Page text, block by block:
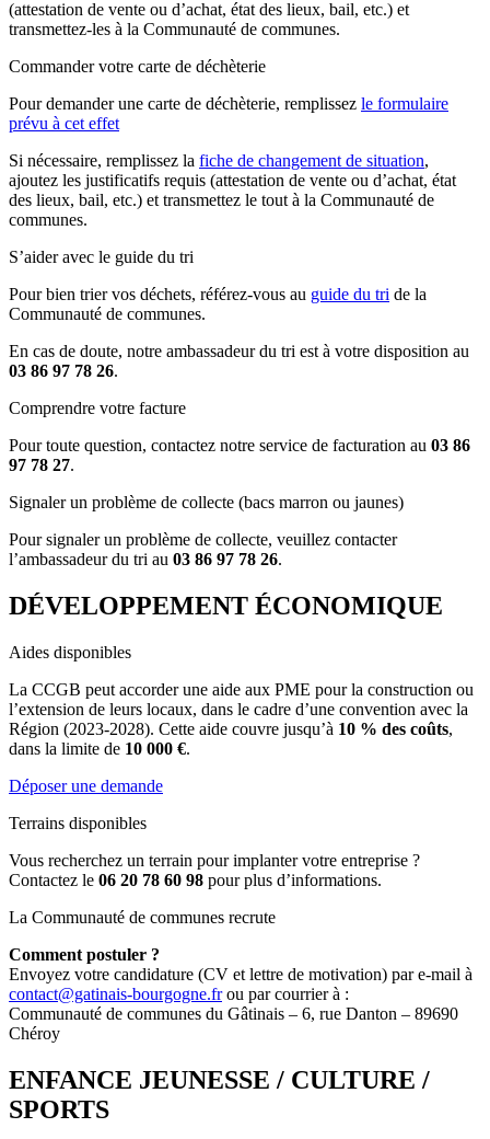
(attestation de vente ou d’achat, état des lieux, bail, etc.) et
transmettez-les à la Communauté de communes.
Commander votre carte de déchèterie
Pour demander une carte de déchèterie, remplissez le formulaire
prévu à cet effet
Si nécessaire, remplissez la fiche de changement de situation,
ajoutez les justificatifs requis (attestation de vente ou d’achat, état
des lieux, bail, etc.) et transmettez le tout à la Communauté de
communes.
S’aider avec le guide du tri
Pour bien trier vos déchets, référez-vous au guide du tri de la
Communauté de communes.
En cas de doute, notre ambassadeur du tri est à votre disposition au
03 86 97 78 26.
Comprendre votre facture
Pour toute question, contactez notre service de facturation au 03 86
97 78 27.
Signaler un problème de collecte (bacs marron ou jaunes)
Pour signaler un problème de collecte, veuillez contacter
l’ambassadeur du tri au 03 86 97 78 26.
DÉVELOPPEMENT ÉCONOMIQUE
Aides disponibles
La CCGB peut accorder une aide aux PME pour la construction ou
l’extension de leurs locaux, dans le cadre d’une convention avec la
Région (2023-2028). Cette aide couvre jusqu’à 10 % des coûts,
dans la limite de 10 000 €.
Déposer une demande
Terrains disponibles
Vous recherchez un terrain pour implanter votre entreprise ?
Contactez le 06 20 78 60 98 pour plus d’informations.
La Communauté de communes recrute
Comment postuler ?
Envoyez votre candidature (CV et lettre de motivation) par e-mail à
contact@gatinais-bourgogne.frou par courrier à :
Communauté de communes du Gâtinais – 6, rue Danton – 89690
Chéroy
ENFANCE JEUNESSE / CULTURE /
SPORTS